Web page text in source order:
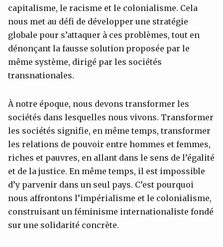
capitalisme, le racisme et le colonialisme. Cela
nous met au défi de développer une stratégie
globale pour s’attaquer à ces problèmes, tout en
dénonçant la fausse solution proposée par le
même système, dirigé par les sociétés
transnationales.
À notre époque, nous devons transformer les
sociétés dans lesquelles nous vivons. Transformer
les sociétés signifie, en même temps, transformer
les relations de pouvoir entre hommes et femmes,
riches et pauvres, en allant dans le sens de l’égalité
et de la justice. En même temps, il est impossible
d’y parvenir dans un seul pays. C’est pourquoi
nous affrontons l’impérialisme et le colonialisme,
construisant un féminisme internationaliste fondé
sur une solidarité concrète.